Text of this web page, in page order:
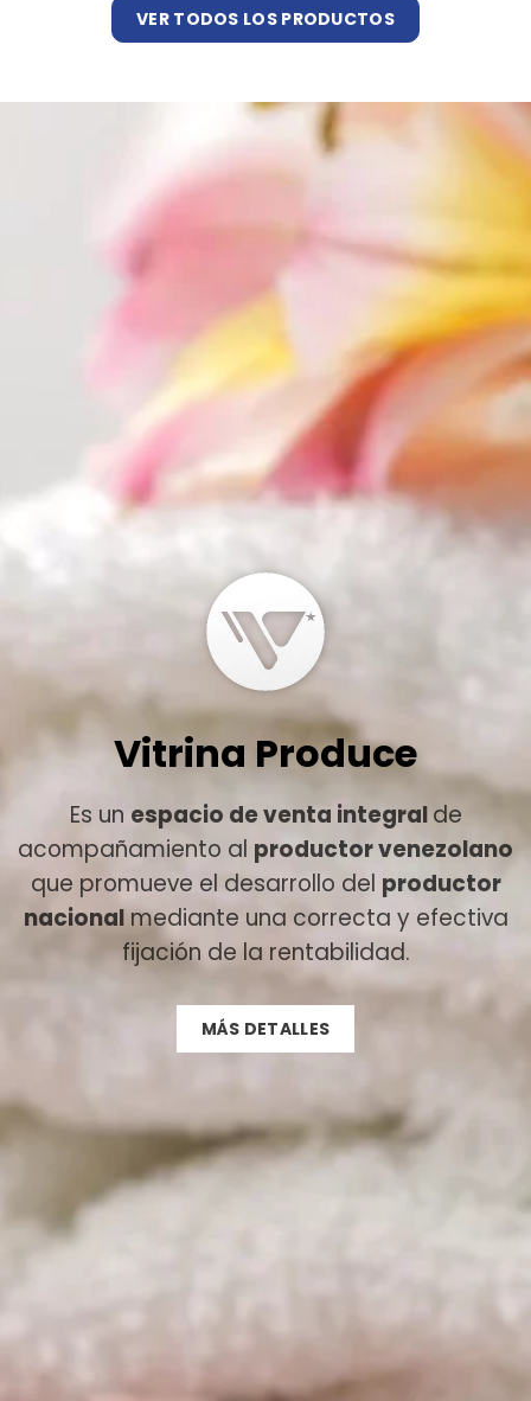
VER TODOS LOS PRODUCTOS
Vitrina Produce
Es un espacio de venta integralde
acompañamiento al productor venezolano
que promueve el desarrollo del productor
nacionalmediante una correcta y efectiva
fijación de la rentabilidad.
MÁS DETALLES